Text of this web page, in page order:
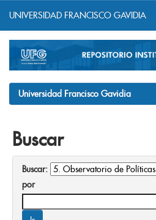
navigation
UNIVERSIDAD FRANCISCO GAVIDIA
Universidad Francisco Gavidia
Buscar
Buscar:
por